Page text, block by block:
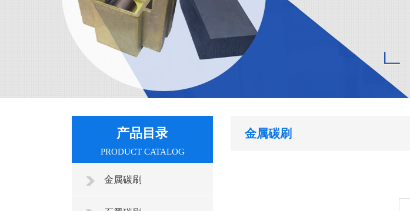
产品目录
PRODUCT CATALOG
金属碳刷
金属碳刷